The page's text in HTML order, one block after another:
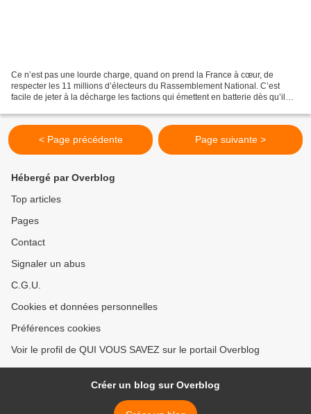
Ce n’est pas une lourde charge, quand on prend la France à cœur, de
respecter les 11 millions d’électeurs du Rassemblement National. C’est
facile de jeter à la décharge les factions qui émettent en batterie dès qu’il
< Page précédente Page suivante >
Hébergé par Overblog
Top articles
Pages
Contact
Signaler un abus
C.G.U.
Cookies et données personnelles
Préférences cookies
Voir le profil de QUI VOUS SAVEZ sur le portail Overblog
Créer un blog sur Overblog